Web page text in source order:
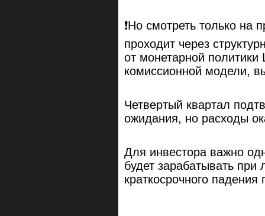
❗️Но смотреть только
проходит через
от монетарной
комиссионной модели,
Четвертый квартал
ожидания, но расходы
Для инвестора важно
будет зарабатывать при
краткосрочного